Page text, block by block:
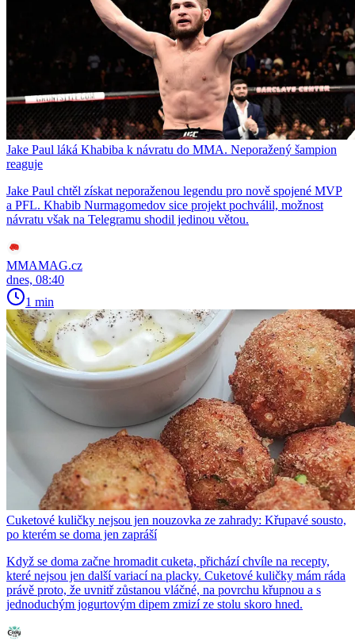
Jake Paul láká Khabiba k návratu do MMA. Neporažený šampion
reaguje
Jake Paul chtěl získat neporaženou legendu pro nově spojené MVP
a PFL. Khabib Nurmagomedov sice projekt pochválil, možnost
návratu však na Telegramu shodil jedinou větou.
MMAMAG.cz
dnes, 08:40
1 min
Cuketové kuličky nejsou jen nouzovka ze zahrady: Křupavé sousto,
po kterém se doma jen zapráší
Když se doma začne hromadit cuketa, přichází chvíle na recepty,
které nejsou jen další variací na placky. Cuketové kuličky mám ráda
právě proto, že uvnitř zůstanou vláčné, na povrchu křupnou a s
jednoduchým jogurtovým dipem zmizí ze stolu skoro hned.